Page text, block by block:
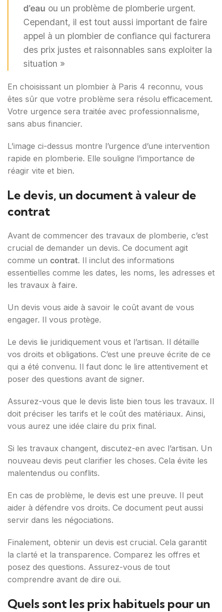
d’eau ou un problème de plomberie urgent.
Cependant, il est tout aussi important de faire
appel à un plombier de confiance qui facturera
des prix justes et raisonnables sans exploiter la
situation »
En choisissant un plombier à Paris 4 reconnu, vous
êtes sûr que votre problème sera résolu efficacement.
Votre urgence sera traitée avec professionnalisme,
sans abus financier.
L’image ci-dessus montre l’urgence d’une intervention
rapide en plomberie. Elle souligne l’importance de
réagir vite et bien.
Le devis, un document à valeur de
contrat
Avant de commencer des travaux de plomberie, c’est
crucial de demander un devis. Ce document agit
comme un contrat. Il inclut des informations
essentielles comme les dates, les noms, les adresses et
les travaux à faire.
Un devis vous aide à savoir le coût avant de vous
engager. Il vous protège.
Le devis lie juridiquement vous et l’artisan. Il détaille
vos droits et obligations. C’est une preuve écrite de ce
qui a été convenu. Il faut donc le lire attentivement et
poser des questions avant de signer.
Assurez-vous que le devis liste bien tous les travaux. Il
doit préciser les tarifs et le coût des matériaux. Ainsi,
vous aurez une idée claire du prix final.
Si les travaux changent, discutez-en avec l’artisan. Un
nouveau devis peut clarifier les choses. Cela évite les
malentendus ou conflits.
En cas de problème, le devis est une preuve. Il peut
aider à défendre vos droits. Ce document peut aussi
servir dans les négociations.
Finalement, obtenir un devis est crucial. Cela garantit
la clarté et la transparence. Comparez les offres et
posez des questions. Assurez-vous de tout
comprendre avant de dire oui.
Quels sont les prix habituels pour un